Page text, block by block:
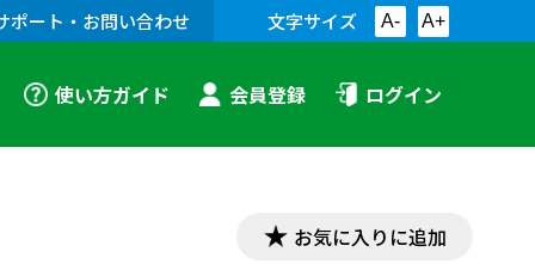
ポート・お問い合わせ 文字サイズ A- A+
使い方ガイド 会員登録 ログイン
お気に入りに追加